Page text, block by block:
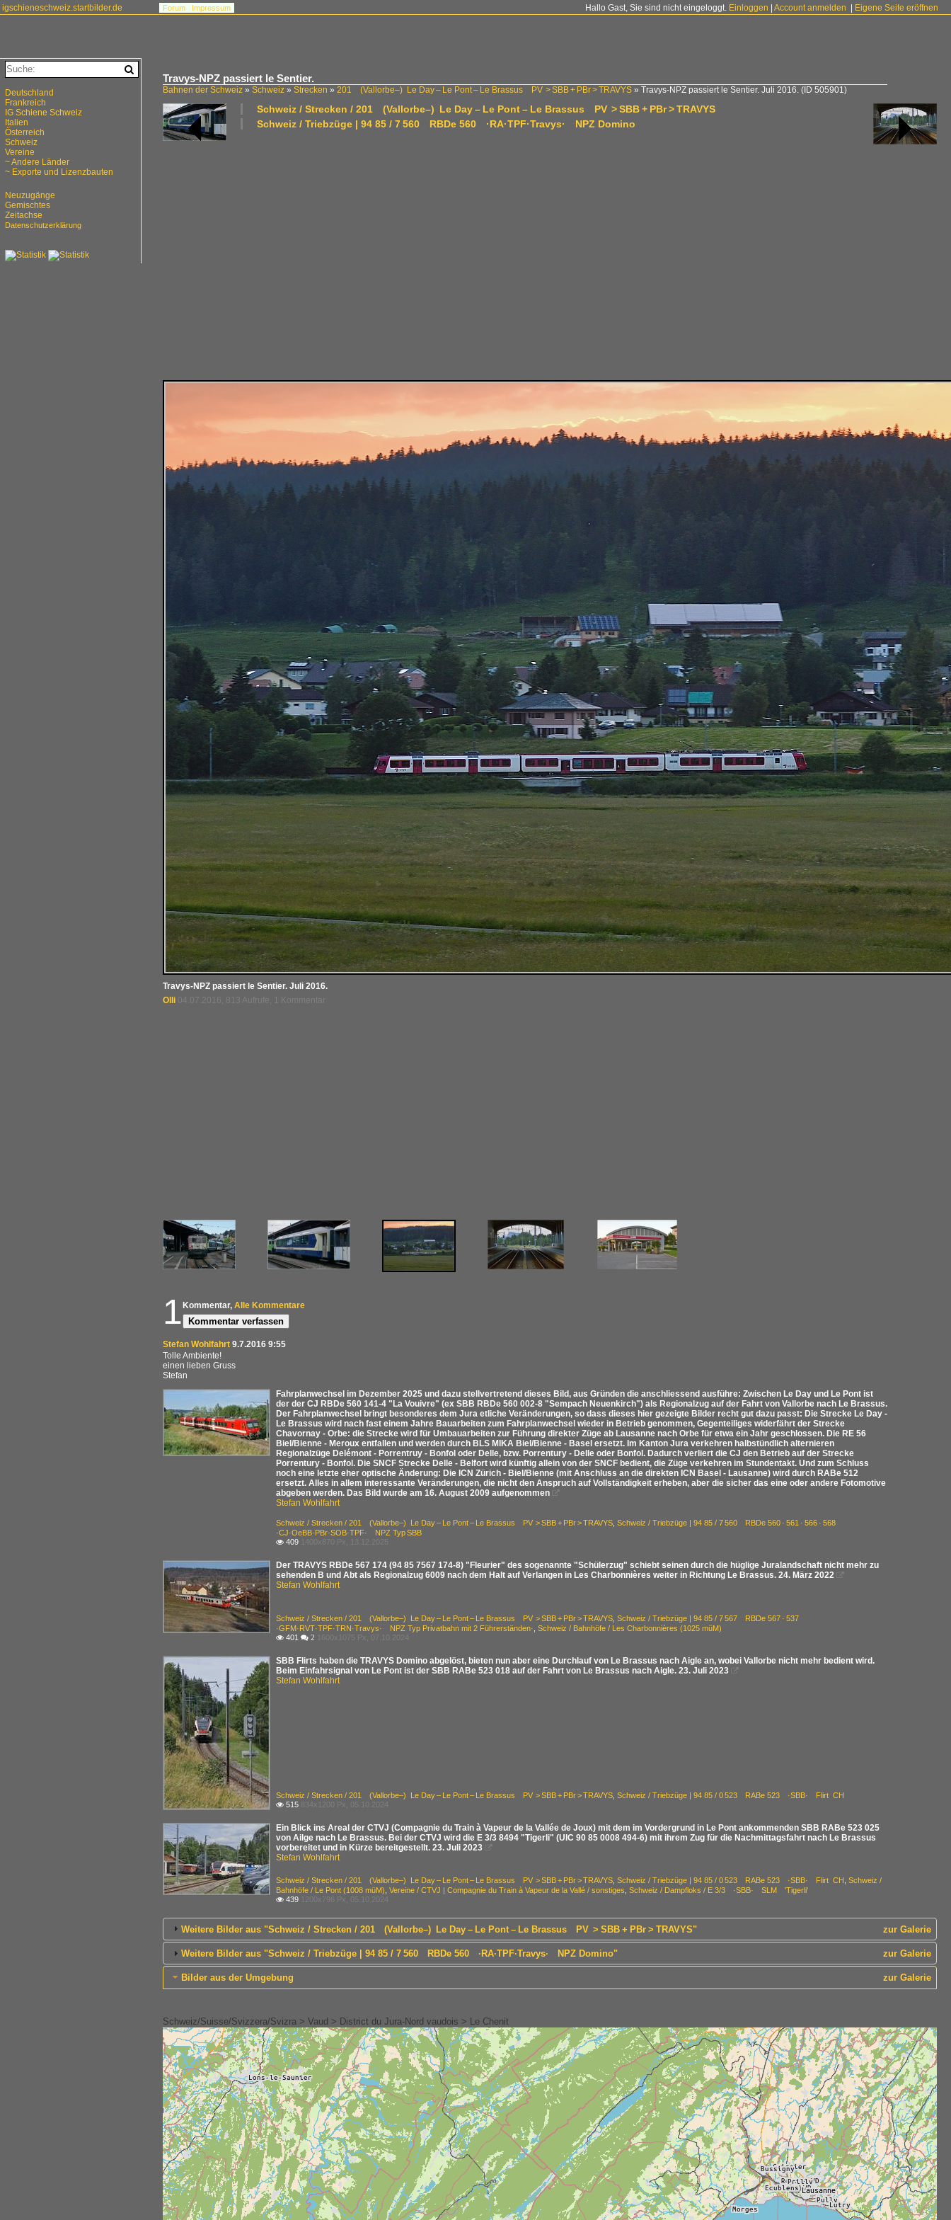
igschieneschweiz.startbilder.de Hallo Gast, Sie sind nicht eingeloggt. Einloggen Account anmelden Eigene Seite eröffnen
Forum Impressum
Travys-NPZ passiert le Sentier.
Bahnen der Schweiz » Schweiz » Strecken » 201 (Vallorbe–) Le Day – Le Pont – Le Brassus PV > SBB + PBr > TRAVYS » Travys-NPZ passiert le Sentier. Juli 2016. (ID 505901)
Schweiz / Strecken / 201 (Vallorbe–) Le Day – Le Pont – Le Brassus PV > SBB + PBr > TRAVYS
Schweiz / Triebzüge | 94 85 / 7 560 RBDe 560 ·RA·TPF·Travys· NPZ Domino
Travys-NPZ passiert le Sentier. Juli 2016.
Olli 04.07.2016, 813 Aufrufe, 1 Kommentar
1 Kommentar, Alle Kommentare
Kommentar verfassen
Stefan Wohlfahrt 9.7.2016 9:55
Tolle Ambiente!
einen lieben Gruss
Stefan
Fahrplanwechsel im Dezember 2025 und dazu stellvertretend dieses Bild, aus Gründen die anschliessend ausführe: Zwischen Le Day und Le Pont ist
der der CJ RBDe 560 141-4 "La Vouivre" (ex SBB RBDe 560 002-8 "Sempach Neuenkirch") als Regionalzug auf der Fahrt von Vallorbe nach Le Brassus.
Der Fahrplanwechsel bringt besonderes dem Jura etliche Veränderungen, so dass dieses hier gezeigte Bilder recht gut dazu passt: Die Strecke Le Day -
Le Brassus wird nach fast einem Jahre Bauarbeiten zum Fahrplanwechsel wieder in Betrieb genommen, Gegenteiliges widerfährt der Strecke
Chavornay - Orbe: die Strecke wird für Umbauarbeiten zur Führung direkter Züge ab Lausanne nach Orbe für etwa ein Jahr geschlossen. Die RE 56
Biel/Bienne - Meroux entfallen und werden durch BLS MIKA Biel/Bienne - Basel ersetzt. Im Kanton Jura verkehren halbstündlich alternieren
Regionalzüge Delémont - Porrentruy - Bonfol oder Delle, bzw. Porrentury - Delle oder Bonfol. Dadurch verliert die CJ den Betrieb auf der Strecke
Porrentury - Bonfol. Die SNCF Strecke Delle - Belfort wird künftig allein von der SNCF bedient, die Züge verkehren im Stundentakt. Und zum Schluss
noch eine letzte eher optische Änderung: Die ICN Zürich - Biel/Bienne (mit Anschluss an die direkten ICN Basel - Lausanne) wird durch RABe 512
ersetzt. Alles in allem interessante Veränderungen, die nicht den Anspruch auf Vollständigkeit erheben, aber die sicher das eine oder andere Fotomotive
abgeben werden. Das Bild wurde am 16. August 2009 aufgenommen

Stefan Wohlfahrt
Schweiz / Strecken / 201 (Vallorbe–) Le Day – Le Pont – Le Brassus PV > SBB + PBr > TRAVYS Schweiz / Triebzüge | 94 85 / 7 560 RBDe 560 · 561 · 566 · 568
·CJ·OeBB·PBr·SOB·TPF· NPZ Typ SBB
 409 1400x870 Px, 13.12.2025
Der TRAVYS RBDe 567 174 (94 85 7567 174-8) "Fleurier" des sogenannte "Schülerzug" schiebt seinen durch die hüglige Juralandschaft nicht mehr zu
sehenden B und Abt als Regionalzug 6009 nach dem Halt auf Verlangen in Les Charbonnières weiter in Richtung Le Brassus. 24. März 2022

Stefan Wohlfahrt
Schweiz / Strecken / 201 (Vallorbe–) Le Day – Le Pont – Le Brassus PV > SBB + PBr > TRAVYS Schweiz / Triebzüge | 94 85 / 7 567 RBDe 567 · 537
·GFM·RVT·TPF·TRN·Travys· NPZ Typ Privatbahn mit 2 Führerständen· Schweiz / Bahnhöfe / Les Charbonnières (1025 müM)
 401  2 1600x1075 Px, 07.10.2024
SBB Flirts haben die TRAVYS Domino abgelöst, bieten nun aber eine Durchlauf von Le Brassus nach Aigle an, wobei Vallorbe nicht mehr bedient wird.
Beim Einfahrsignal von Le Pont ist der SBB RABe 523 018 auf der Fahrt von Le Brassus nach Aigle. 23. Juli 2023

Stefan Wohlfahrt
Schweiz / Strecken / 201 (Vallorbe–) Le Day – Le Pont – Le Brassus PV > SBB + PBr > TRAVYS Schweiz / Triebzüge | 94 85 / 0 523 RABe 523 ·SBB· Flirt CH
 515 834x1200 Px, 05.10.2024
Ein Blick ins Areal der CTVJ (Compagnie du Train à Vapeur de la Vallée de Joux) mit dem im Vordergrund in Le Pont ankommenden SBB RABe 523 025
von Ailge nach Le Brassus. Bei der CTVJ wird die E 3/3 8494 "Tigerli" (UIC 90 85 0008 494-6) mit ihrem Zug für die Nachmittagsfahrt nach Le Brassus
vorbereitet und in Kürze bereitgestellt. 23. Juli 2023

Stefan Wohlfahrt
Schweiz / Strecken / 201 (Vallorbe–) Le Day – Le Pont – Le Brassus PV > SBB + PBr > TRAVYS Schweiz / Triebzüge | 94 85 / 0 523 RABe 523 ·SBB· Flirt CH Schweiz /
Bahnhöfe / Le Pont (1008 müM) Vereine / CTVJ | Compagnie du Train à Vapeur de la Vallé / sonstiges Schweiz / Dampfloks / E 3/3 ·SBB· SLM 'Tigerli'
 439 1200x796 Px, 05.10.2024
zur Galerie
Weitere Bilder aus "Schweiz / Strecken / 201 (Vallorbe–) Le Day – Le Pont – Le Brassus PV > SBB + PBr > TRAVYS"
zur Galerie
Weitere Bilder aus "Schweiz / Triebzüge | 94 85 / 7 560 RBDe 560 ·RA·TPF·Travys· NPZ Domino"
zur Galerie
Bilder aus der Umgebung
Schweiz/Suisse/Svizzera/Svizra > Vaud > District du Jura-Nord vaudois > Le Chenit
Deutschland
Frankreich
IG Schiene Schweiz
Italien
Österreich
Schweiz
Vereine
~ Andere Länder
~ Exporte und Lizenzbauten
Neuzugänge
Gemischtes
Zeitachse
Datenschutzerklärung